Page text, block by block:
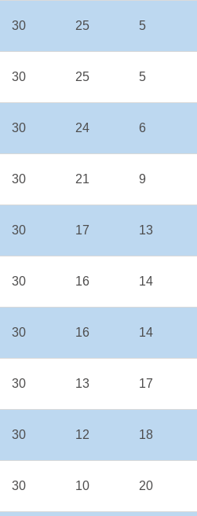
30 25 5
30 25 5
30 24 6
30 21 9
30 17 13
30 16 14
30 16 14
30 13 17
30 12 18
30 10 20